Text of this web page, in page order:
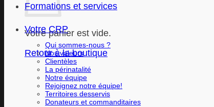
Votre panier est vide.
Retour à la boutique
Formations et services
Votre CRP
Qui sommes-nous ?
Nos valeurs
Clientèles
La périnatalité
Notre équipe
Rejoignez notre équipe!
Territoires desservis
Donateurs et commanditaires